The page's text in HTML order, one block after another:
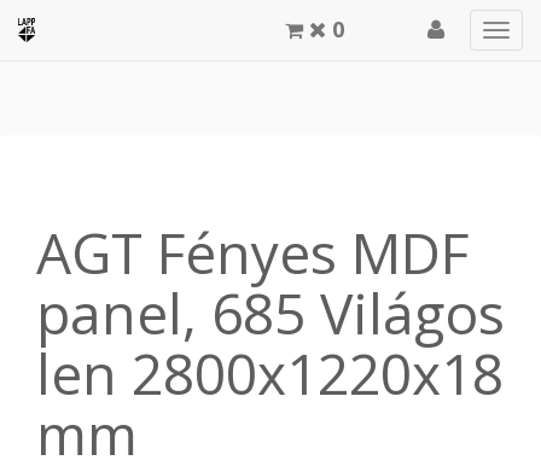
0
AGT Fényes MDF
panel, 685 Világos
len 2800x1220x18
mm